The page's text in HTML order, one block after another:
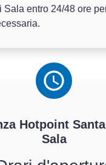
Sala entro 24/48 ore
Hotpoint
Sala